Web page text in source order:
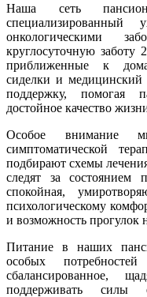
Наша сеть
онкологическими
круглосуточную заботу
приближенные к
сиделки и медицинский
поддержку, помогая
достойное качество
Особое внимание
симптоматической
подбирают схемы
следят за состоянием
спокойная,
психологическому
и возможность прогулок
Питание в наших
особых
сбалансированное,
поддерживать силы